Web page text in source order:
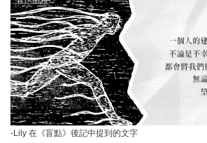
-Lily 在《盲點》後記中提到的文字